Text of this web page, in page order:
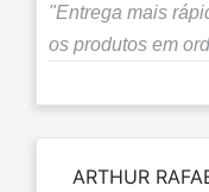
"Entrega mais
os produtos em
ARTHUR